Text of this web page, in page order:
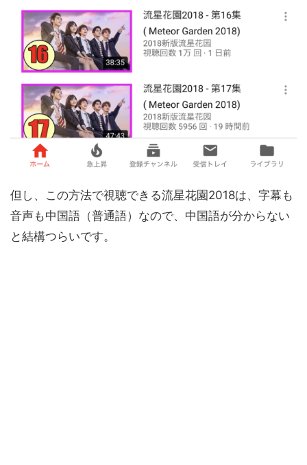
但し、この方法で視聴できる流星花園2018は、字幕も
音声も中国語（普通語）なので、中国語が分からない
と結構つらいです。